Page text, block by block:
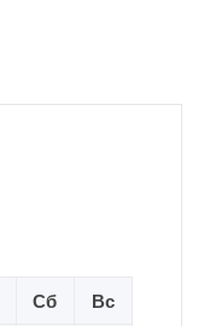
Сб Вс